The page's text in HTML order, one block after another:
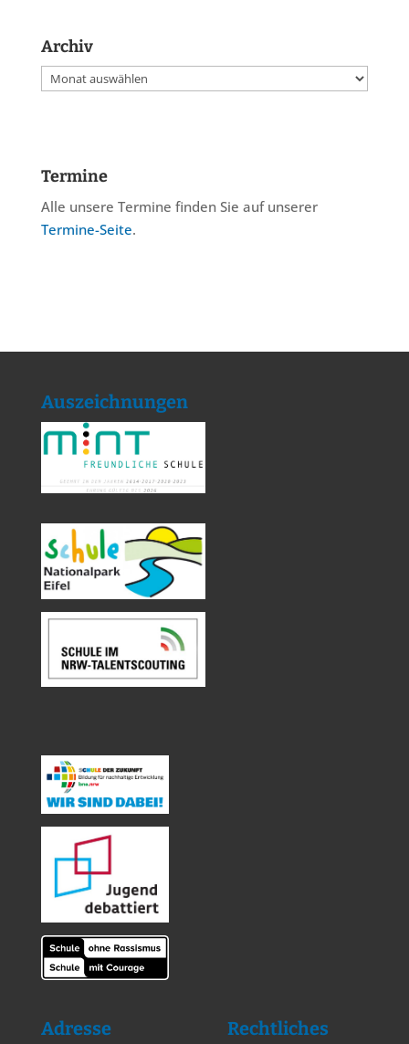
Archiv
Archiv
Termine
Alle unsere Termine finden Sie auf unserer
Termine-Seite.
Auszeichnungen
Adresse Rechtliches